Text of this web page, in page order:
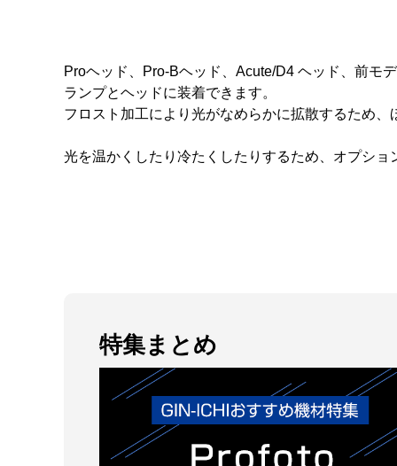
Proヘッド、Pro-Bヘッド、Acute/D4 ヘッド、前モ
ランプとヘッドに装着できます。
フロスト加工により光がなめらかに拡散するため
光を温かくしたり冷たくしたりするため、オプシ
特集まとめ